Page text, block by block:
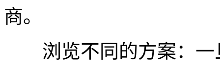
商。
浏览不同的方案：一